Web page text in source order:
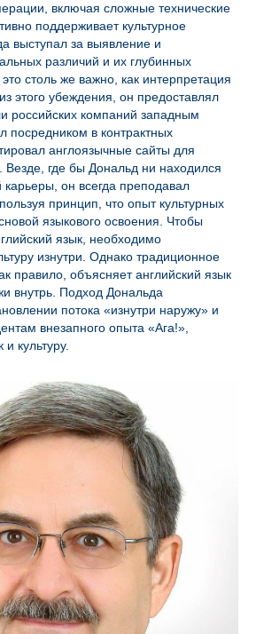
включая сложные технические
поддерживает культурное
выступал за выявление и
различий и их глубинных
столь же важно, как интерпретация
этого убеждения, он предоставлял
российских компаний западным
посредником в контрактных
англоязычные сайты для
Везде, где бы Дональд ни находился
он всегда преподавал
принцип, что опыт культурных
языкового освоения. Чтобы
язык, необходимо
изнутри. Однако традиционное
правило, объясняет английский язык
внутрь. Подход Дональда
потока «изнутри наружу» и
внезапного опыта «Ага!»,
культуру.